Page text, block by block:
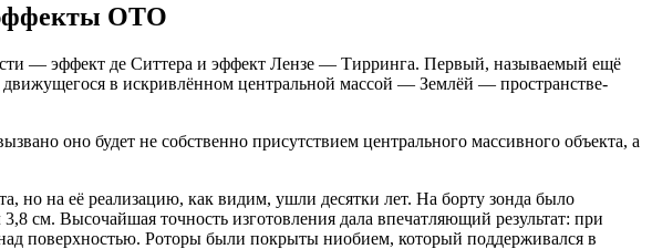
эффекты ОТО
— эффект де Ситтера и эффект Лензе — Тирринга. Первый, называемый ещё
движущегося в искривлённом центральной массой — Землёй — пространстве-
оно будет не собственно присутствием центрального массивного объекта, а
но на её реализацию, как видим, ушли десятки лет. На борту зонда было
см. Высочайшая точность изготовления дала впечатляющий результат: при
поверхностью. Роторы были покрыты ниобием, который поддерживался в